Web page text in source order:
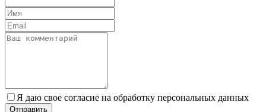
Я даю свое согласие на обработку персональных данных